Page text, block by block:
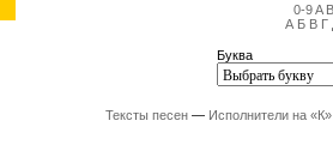
0-9 A
А Б В Г
Буква
Тексты песен — Исполнители на «К»